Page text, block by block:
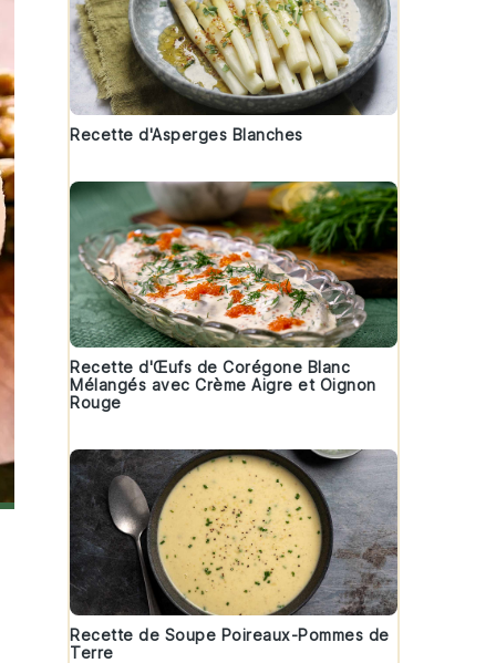
Recette d'Asperges Blanches
Recette d'Œufs de Corégone Blanc
Mélangés avec Crème Aigre et Oignon
Rouge
Recette de Soupe Poireaux-Pommes de
Terre